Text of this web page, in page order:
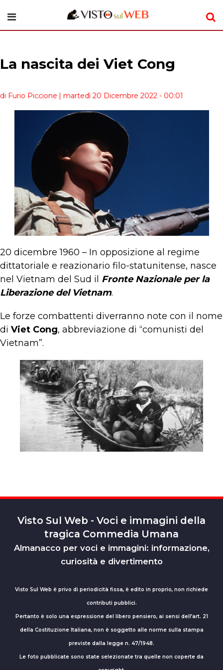
La nascita dei Viet Cong
di Furio Piccione | martedì 20 Dicembre 2022 - 00:01
20 dicembre 1960 – In opposizione al regime
dittatoriale e reazionario filo-statunitense, nasce
nel Vietnam del Sud il Fronte Nazionale per la
Liberazione del Vietnam.
Le forze combattenti diverranno note con il nome
di Viet Cong, abbreviazione di “comunisti del
Vietnam”.
Visto Sul Web - Voci e immagini della
tragica Commedia Umana
Almanacco per voci e immagini: informazione,
curiosità e divertimento
Visto Sul Web è privo di periodicità fissa, è edito in proprio, non richiede
contributi pubblici.
Pertanto è solo una espressione del libero pensiero, ai sensi dell’art. 21
della Costituzione Italiana, non è soggetto alle norme sulla stampa
previste dalla legge n. 47/1948.
Le foto pubblicate sono state selezionate tra quelle non coperte da